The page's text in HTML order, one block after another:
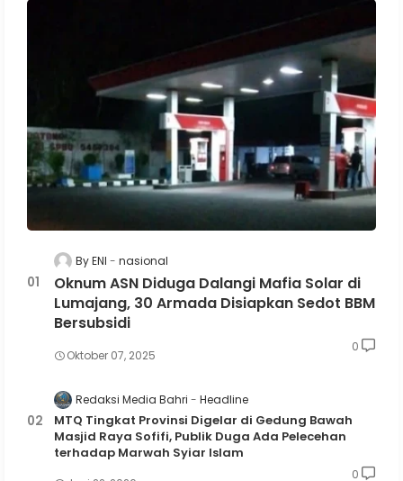
By ENI nasional
Oknum ASN Diduga Dalangi Mafia Solar di
Lumajang, 30 Armada Disiapkan Sedot BBM
Bersubsidi
Oktober 07, 2025
0
Redaksi Media Bahri Headline
MTQ Tingkat Provinsi Digelar di Gedung Bawah
Masjid Raya Sofifi, Publik Duga Ada Pelecehan
terhadap Marwah Syiar Islam
0